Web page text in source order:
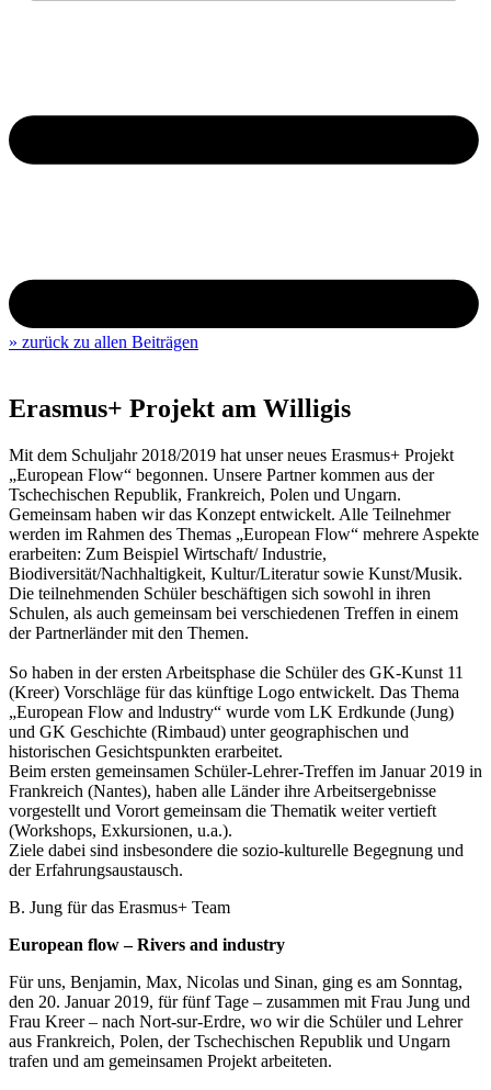
» zurück zu allen Beiträgen
Erasmus+ Projekt am Willigis
Mit dem Schuljahr 2018/2019 hat unser neues Erasmus+ Projekt
„European Flow“ begonnen. Unsere Partner kommen aus der
Tschechischen Republik, Frankreich, Polen und Ungarn.
Gemeinsam haben wir das Konzept entwickelt. Alle Teilnehmer
werden im Rahmen des Themas „European Flow“ mehrere Aspekte
erarbeiten: Zum Beispiel Wirtschaft/ Industrie,
Biodiversität/Nachhaltigkeit, Kultur/Literatur sowie Kunst/Musik.
Die teilnehmenden Schüler beschäftigen sich sowohl in ihren
Schulen, als auch gemeinsam bei verschiedenen Treffen in einem
der Partnerländer mit den Themen.
So haben in der ersten Arbeitsphase die Schüler des GK-Kunst 11
(Kreer) Vorschläge für das künftige Logo entwickelt. Das Thema
„European Flow and lndustry“ wurde vom LK Erdkunde (Jung)
und GK Geschichte (Rimbaud) unter geographischen und
historischen Gesichtspunkten erarbeitet.
Beim ersten gemeinsamen Schüler-Lehrer-Treffen im Januar 2019 in
Frankreich (Nantes), haben alle Länder ihre Arbeitsergebnisse
vorgestellt und Vorort gemeinsam die Thematik weiter vertieft
(Workshops, Exkursionen, u.a.).
Ziele dabei sind insbesondere die sozio-kulturelle Begegnung und
der Erfahrungsaustausch.
B. Jung für das Erasmus+ Team
European flow – Rivers and industry
Für uns, Benjamin, Max, Nicolas und Sinan, ging es am Sonntag,
den 20. Januar 2019, für fünf Tage – zusammen mit Frau Jung und
Frau Kreer – nach Nort-sur-Erdre, wo wir die Schüler und Lehrer
aus Frankreich, Polen, der Tschechischen Republik und Ungarn
trafen und am gemeinsamen Projekt arbeiteten.